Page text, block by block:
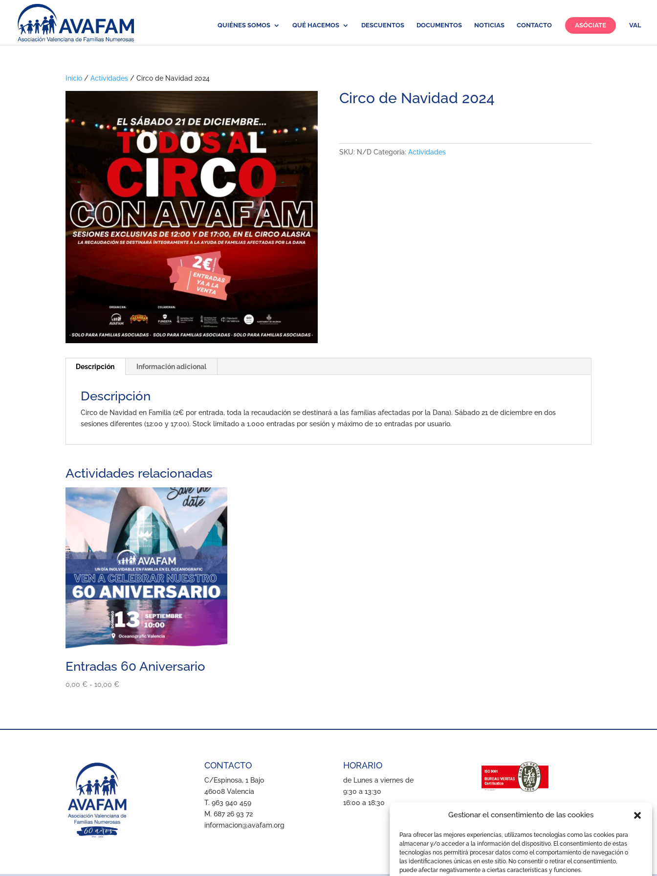
Gestionar el consentimiento de las cookies
Para ofrecer las mejores experiencias, utilizamos tecnologías como las cookies para
almacenar y/o acceder a la información del dispositivo. El consentimiento de estas
tecnologías nos permitirá procesar datos como el comportamiento de navegación o
las identificaciones únicas en este sitio. No consentir o retirar el consentimiento,
puede afectar negativamente a ciertas características y funciones.
QUIÉNES SOMOS QUÉ HACEMOS DESCUENTOS DOCUMENTOS NOTICIAS CONTACTO ASÓCIATE VAL
Inicio /Actividades / Circo de Navidad 2024
Circo de Navidad 2024
SKU: N/D Categoría: Actividades
Descripción Información adicional
Descripción
Circo de Navidad en Familia (2€ por entrada, toda la recaudación se destinará a las familias afectadas por la Dana). Sábado 21 de diciembre en dos
sesiones diferentes (12:00 y 17:00). Stock limitado a 1.000 entradas por sesión y máximo de 10 entradas por usuario.
Actividades relacionadas
Entradas 60 Aniversario
0,00€ - 10,00€Rango
0,00 €
CONTACTO
C/Espinosa, 1 Bajo
46008 Valencia
T. 963 940 459
M. 687 26 93 72
informacion@avafam.org
HORARIO
de Lunes a viernes de
9:30 a 13:30
16:00 a 18:30